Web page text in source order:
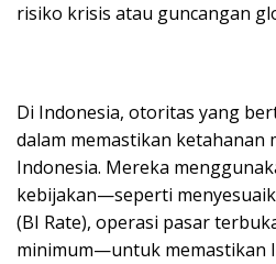
risiko krisis atau guncangan
Di Indonesia, otoritas yang
dalam memastikan ketahanan
Indonesia. Mereka
kebijakan—seperti
(BI Rate), operasi pasar
minimum—untuk memastikan